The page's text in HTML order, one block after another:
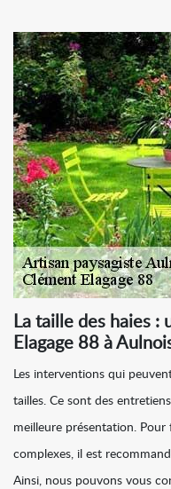
La taille des haies :
Elagage 88 à
Les interventions qui
tailles. Ce sont des
meilleure présentation.
complexes, il est
Ainsi, nous pouvons vous